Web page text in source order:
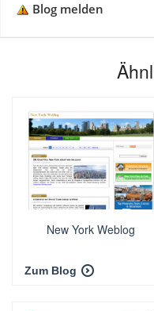
Blog melden
New York Weblog
Zum Blog